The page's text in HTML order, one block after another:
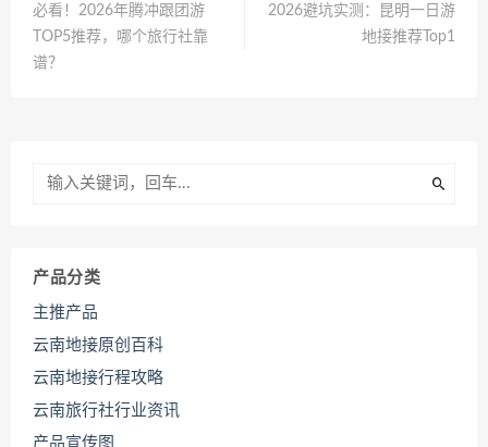
必看！2026年腾冲跟团游
TOP5推荐，哪个旅行社靠
谱？
2026避坑实测：昆明一日游
地接推荐Top1
产品分类
主推产品
云南地接原创百科
云南地接行程攻略
云南旅行社行业资讯
产品宣传图